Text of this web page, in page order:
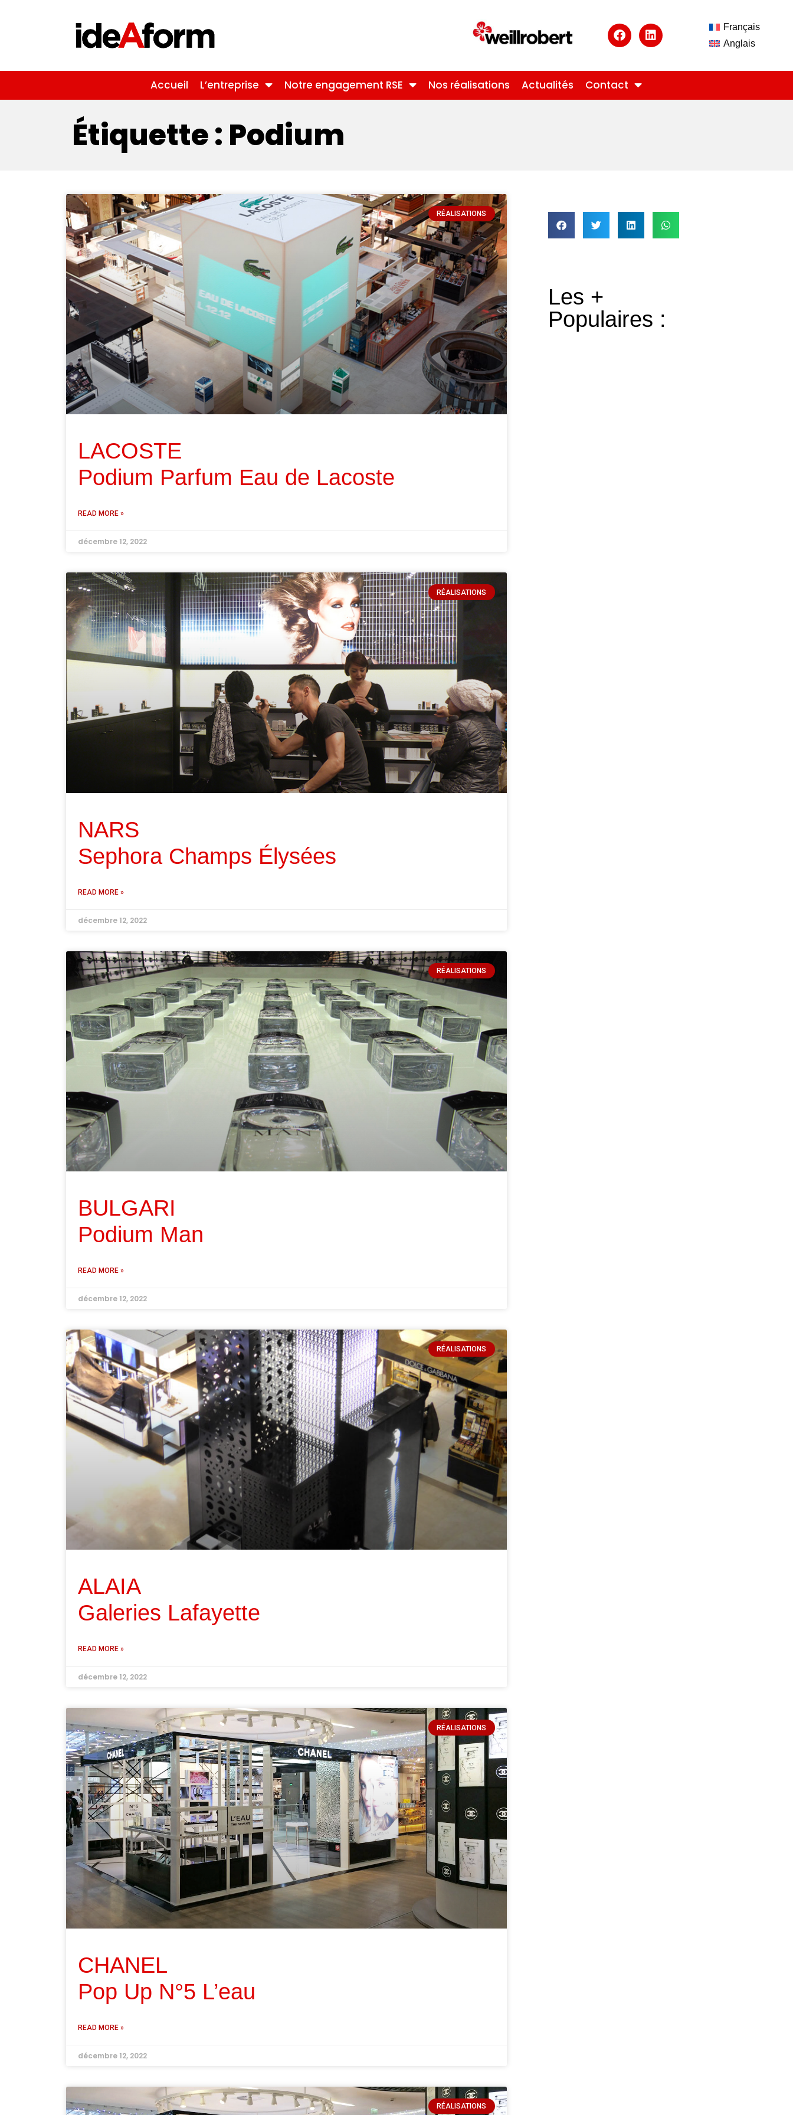
Français
Anglais
Accueil L’entreprise Notre engagement RSE Nos réalisations Actualités Contact
Étiquette : Podium
RÉALISATIONS
LACOSTE
Podium Parfum Eau de Lacoste
READ MORE »
décembre 12, 2022
RÉALISATIONS
NARS
Sephora Champs Élysées
READ MORE »
décembre 12, 2022
RÉALISATIONS
BULGARI
Podium Man
READ MORE »
décembre 12, 2022
RÉALISATIONS
ALAIA
Galeries Lafayette
READ MORE »
décembre 12, 2022
RÉALISATIONS
CHANEL
Pop Up N°5 L’eau
READ MORE »
décembre 12, 2022
RÉALISATIONS
Les +
Populaires :